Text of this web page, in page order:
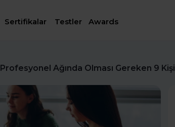
Sertifikalar Testler Awards
Profesyonel Ağında Olması Gereken 9 Kişi